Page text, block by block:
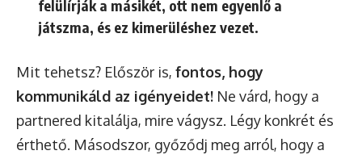
felülírják a másikét, ott nem egyenlő a
játszma, és ez kimerüléshez vezet.
Mit tehetsz? Először is, fontos, hogy
kommunikáld az igényeidet! Ne várd, hogy a
partnered kitalálja, mire vágysz. Légy konkrét és
érthető. Másodszor, győződj meg arról, hogy a